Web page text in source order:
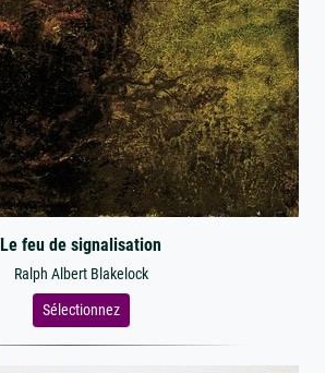
Le feu de signalisation
Ralph Albert Blakelock
Sélectionnez